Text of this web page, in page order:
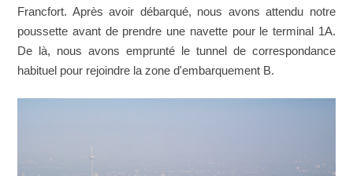
Francfort. Après avoir débarqué, nous avons attendu notre
poussette avant de prendre une navette pour le terminal 1A.
De là, nous avons emprunté le tunnel de correspondance
habituel pour rejoindre la zone d'embarquement B.